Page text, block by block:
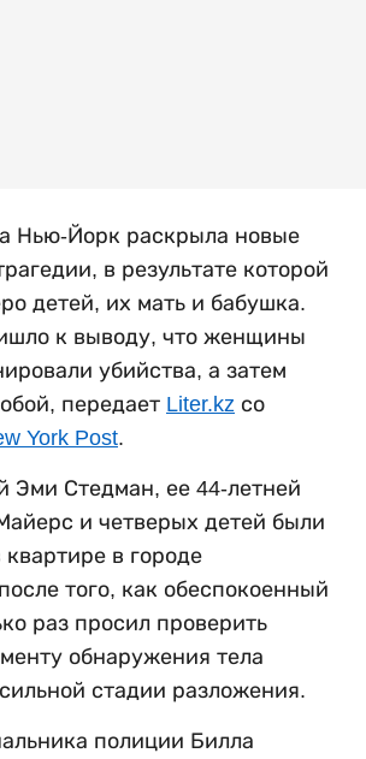
Нью-Йорк раскрыла новые
в результате которой
детей, их мать и бабушка.
к выводу, что женщины
убийства, а затем
передает Liter.kz со
York Post.
Эми Стедман, ее 44-летней
и четверых детей были
в городе
того, как обеспокоенный
раз просил проверить
обнаружения тела
стадии разложения.
полиции Билла